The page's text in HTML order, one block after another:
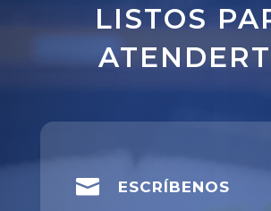
LISTOS
 ESCRÍBENOS